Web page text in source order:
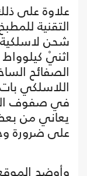
علاوة على
التقنية
شحن
اثنيْ
الصفائح
اللاسلكي
في صفوف
يعاني من
على ضرورة
وأوضح